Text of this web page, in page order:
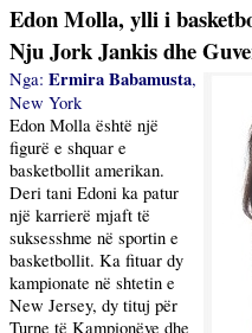
Edon Molla, ylli i
Nju Jork Jankis dhe
Nga: Ermira Babamusta,
New York
Edon Molla është një
figurë e shquar e
basketbollit amerikan.
Deri tani Edoni ka patur
një karrierë mjaft të
suksesshme në sportin e
basketbollit. Ka fituar dy
kampionate në shtetin e
New Jersey, dy tituj për
Turne të Kampionëve dhe